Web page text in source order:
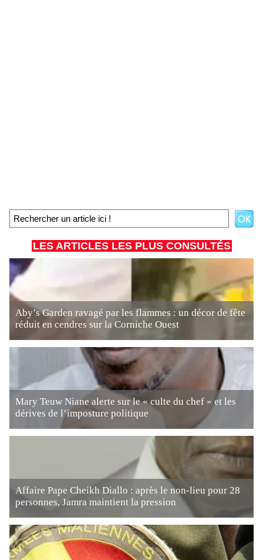
LES ARTICLES LES PLUS CONSULTÉS
Aby’s Garden ravagé par les flammes : un décor de fête
réduit en cendres sur la Corniche Ouest
Mary Teuw Niane alerte sur le « culte du chef » et les
dérives de l’imposture politique
Affaire Pape Cheikh Diallo : après le non-lieu pour 28
personnes, Jamra maintient la pression